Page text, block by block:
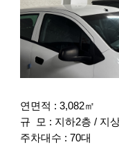
연면적 : 3,082㎡
규 모 : 지하2층 / 지
주차대수 : 70대